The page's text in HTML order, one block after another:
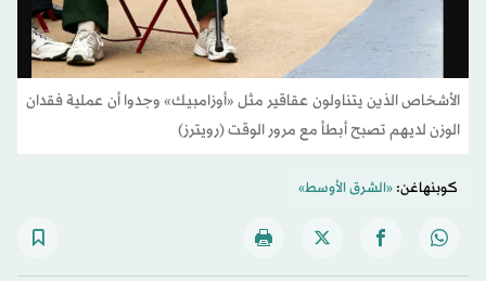
الأشخاص الذين يتناولون عقاقير مثل «أوزامبيك» وجدوا أن عملية فقدان
الوزن لديهم تصبح أبطأ ​​مع مرور الوقت (رويترز)
كوبنهاغن:«الشرق الأوسط»